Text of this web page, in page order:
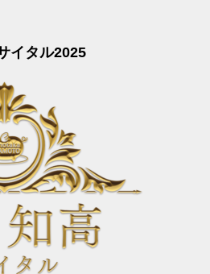
イタル2025